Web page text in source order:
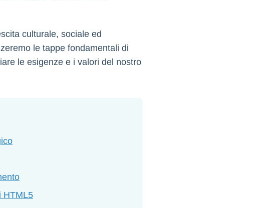
culturale, sociale ed
le tappe fondamentali di
le esigenze e i valori del nostro
HTML5